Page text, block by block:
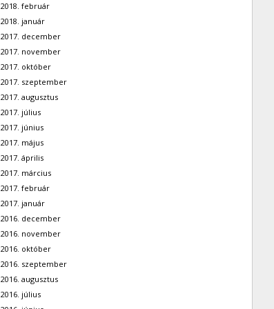
2018. február
2018. január
2017. december
2017. november
2017. október
2017. szeptember
2017. augusztus
2017. július
2017. június
2017. május
2017. április
2017. március
2017. február
2017. január
2016. december
2016. november
2016. október
2016. szeptember
2016. augusztus
2016. július